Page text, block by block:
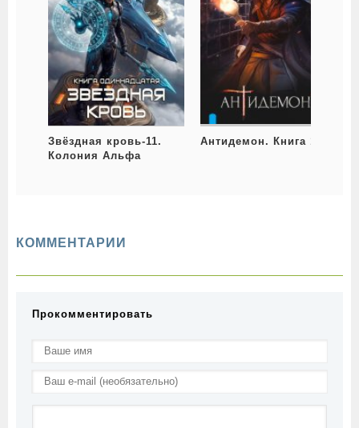
Звёздная кровь-11.
Колония Альфа
Антидемон. Книга 10
КОММЕНТАРИИ
Прокомментировать